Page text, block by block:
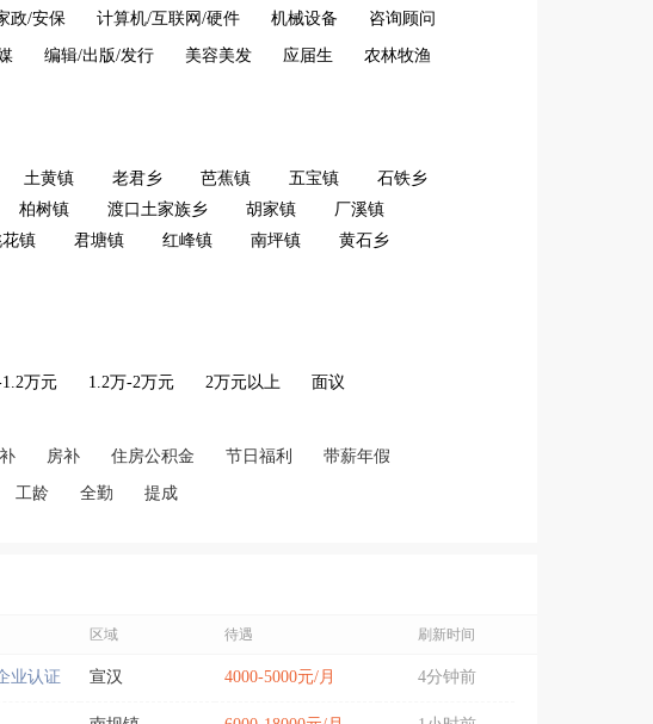
政/安保 计算机/互联网/硬件 机械设备 咨询顾问
编辑/出版/发行 美容美发 应届生 农林牧渔
土黄镇 老君乡 芭蕉镇 五宝镇
石铁乡
柏树镇 渡口土家族乡 胡家镇
厂溪镇
镇 君塘镇 红峰镇 南坪镇
黄石乡
1.2万元 1.2万-2万元 2万元以上 面议
房补 住房公积金 节日福利 带薪年假
工龄 全勤 提成
区域 待遇 刷新时间
业认证 宣汉 4000-5000元/月 4分钟前